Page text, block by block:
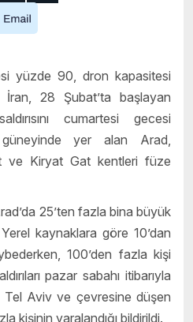
yüzde 90, dron kapasitesi
28 Şubat’ta başlayan
cumartesi gecesi
güneyinde yer alan Arad,
ve Kiryat Gat kentleri füze
25’ten fazla bina büyük
kaynaklara göre 10’dan
100’den fazla kişi
pazar sabahı itibarıyla
Tel Aviv ve çevresine düşen
kişinin yaralandığı bildirildi.